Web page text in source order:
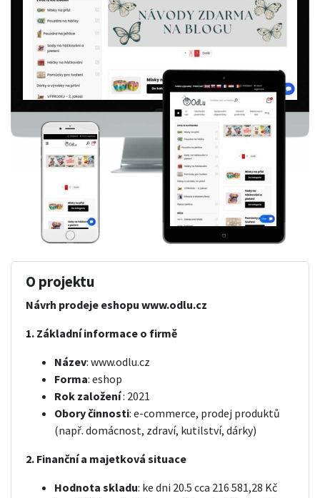
O projektu
Návrh prodeje eshopu www.odlu.cz
1. Základní informace o firmě
Název: www.odlu.cz
Forma: eshop
Rok založení: 2021
Obory činnosti: e-commerce, prodej produktů
(např. domácnost, zdraví, kutilství, dárky)
2. Finanční a majetková situace
Hodnota skladu: ke dni 20.5 cca 216 581,28 Kč